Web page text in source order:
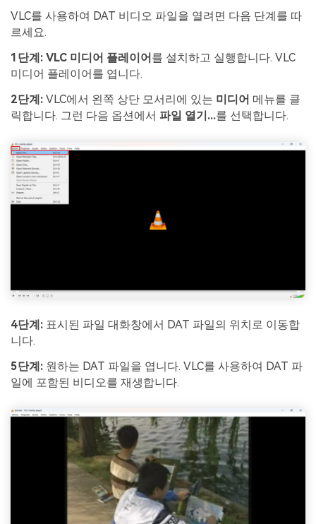
VLC를 사용하여 DAT 비디오 파일을 열려면 다음 단계를 따
르세요.
1단계: VLC 미디어 플레이어 를 설치하고 실행합니다. VLC
미디어 플레이어를 엽니다.
2단계: VLC에서 왼쪽 상단 모서리에 있는 미디어 메뉴를 클
릭합니다. 그런 다음 옵션에서 파일 열기...를 선택합니다.
4단계: 표시된 파일 대화창에서 DAT 파일의 위치로 이동합
니다.
5단계: 원하는 DAT 파일을 엽니다. VLC를 사용하여 DAT 파
일에 포함된 비디오를 재생합니다.